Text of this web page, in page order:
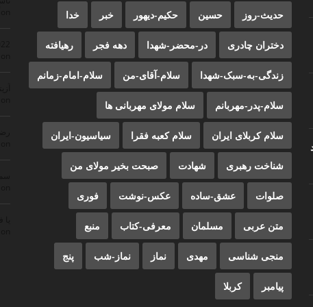
حدیث-روز حسین حکیم-دیهور خبر خدا
دختران چادری در-محضر-شهدا دهه فجر رهیافته
زندگی-به-سبک-شهدا سلام-آقای-من سلام-امام-زمانم
سلام-پدر-مهربانم سلام مولای مهربانی ها
سلام کربلای ایران سلام کعبه فقرا سیاسیون-ایران
شناخت رهبری شهادت صبحت بخیر مولای من
صلوات عشق-ساده عکس-نوشت فوری
متن عربی مسلمان معرفی-کتاب منبع
منجی شناسی مهدی نماز نماز-شب پنج
پیامبر کربلا